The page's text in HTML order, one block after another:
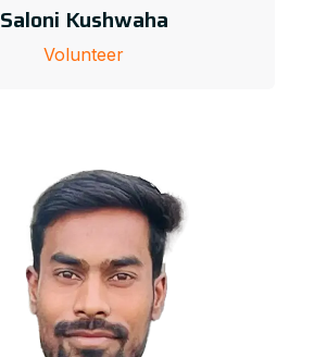
Saloni Kushwaha
Volunteer